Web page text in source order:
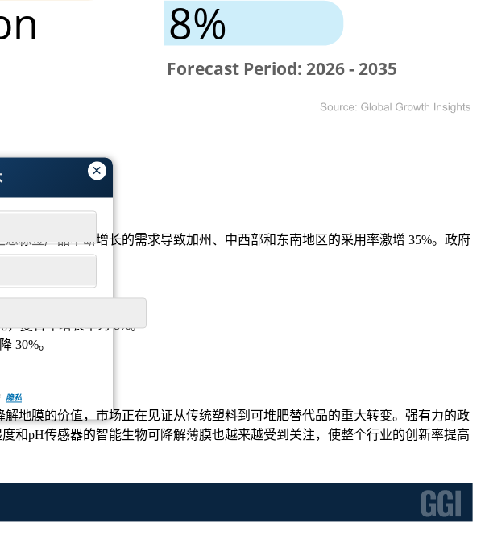
×
隐私
标签产品不断增长的需求导致加州、中西部和东南地区的采用率激增 35%。政府
复合年增长率为 8%。
30%。
地膜的价值，市场正在见证从传统塑料到可堆肥替代品的重大转变。强有力的政
和pH传感器的智能生物可降解薄膜也越来越受到关注，使整个行业的创新率提高